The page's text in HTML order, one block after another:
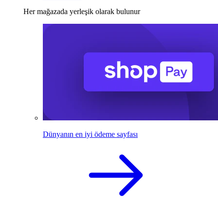
Her mağazada yerleşik olarak bulunur
Dünyanın en iyi ödeme sayfası